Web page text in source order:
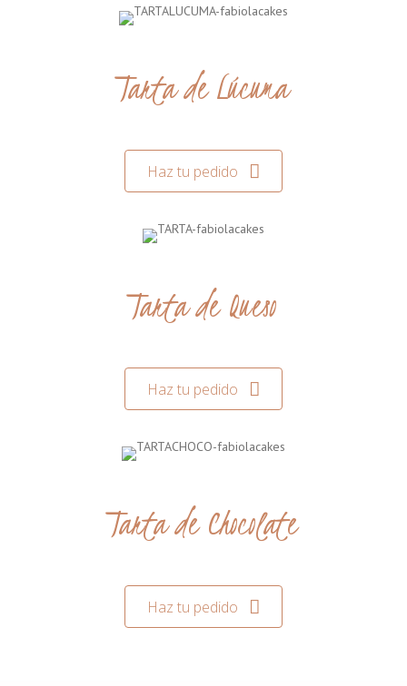
Tarta de Lúcuma
Haz tu pedido
Tarta de Queso
Haz tu pedido
Tarta de Chocolate
Haz tu pedido